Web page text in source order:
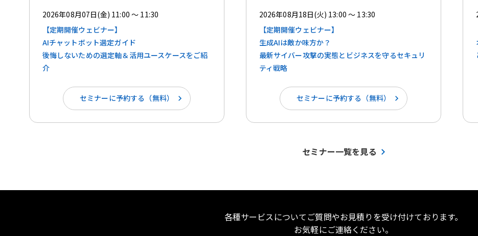
2026年08月07日(金) 11:00 ～ 11:30
【定期開催ウェビナー】
AIチャットボット選定ガイド
後悔しないための選定軸＆活用ユースケースをご紹
介
セミナーに予約する（無料）
2026年08月18日(火) 13:00 ～ 13:30
【定期開催ウェビナー】
生成AIは敵か味方か？ ​​
最新サイバー攻撃の実態とビジネスを守るセキュリ
ティ戦略
セミナーに予約する（無料）
セミナー一覧を見る
各種サービスについてご質問やお見積りを受け付けております。
お気軽にご連絡ください。